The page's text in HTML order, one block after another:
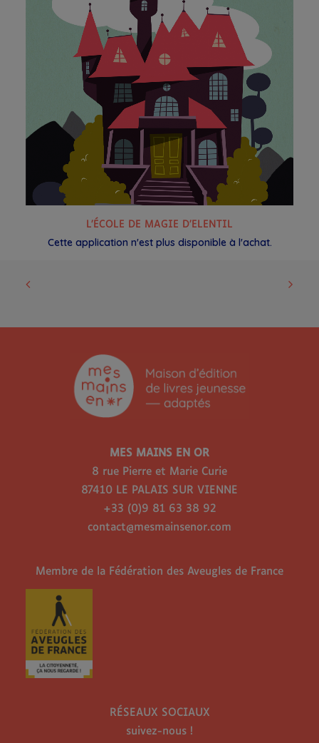
READ MORE
L’ÉCOLE DE MAGIE D’ELENTIL
Cette application n'est plus disponible à l'achat.
MES MAINS EN OR
8 rue Pierre et Marie Curie
87410 LE PALAIS SUR VIENNE
+33 (0)9 81 63 38 92
contact@mesmainsenor.com
Membre de la Fédération des Aveugles de France
RÉSEAUX SOCIAUX
suivez-nous !